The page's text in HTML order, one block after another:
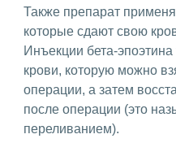
Также препарат
которые сдают свою
Инъекции бета-эпоэтина
крови, которую можно
операции, а затем
после операции (это
переливанием).